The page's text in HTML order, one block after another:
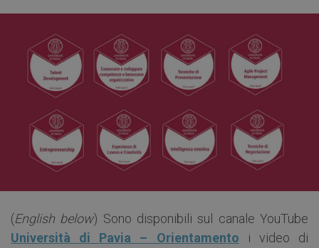
(English below) Sono disponibili sul canale YouTube
Università di Pavia – Orientamento i video di